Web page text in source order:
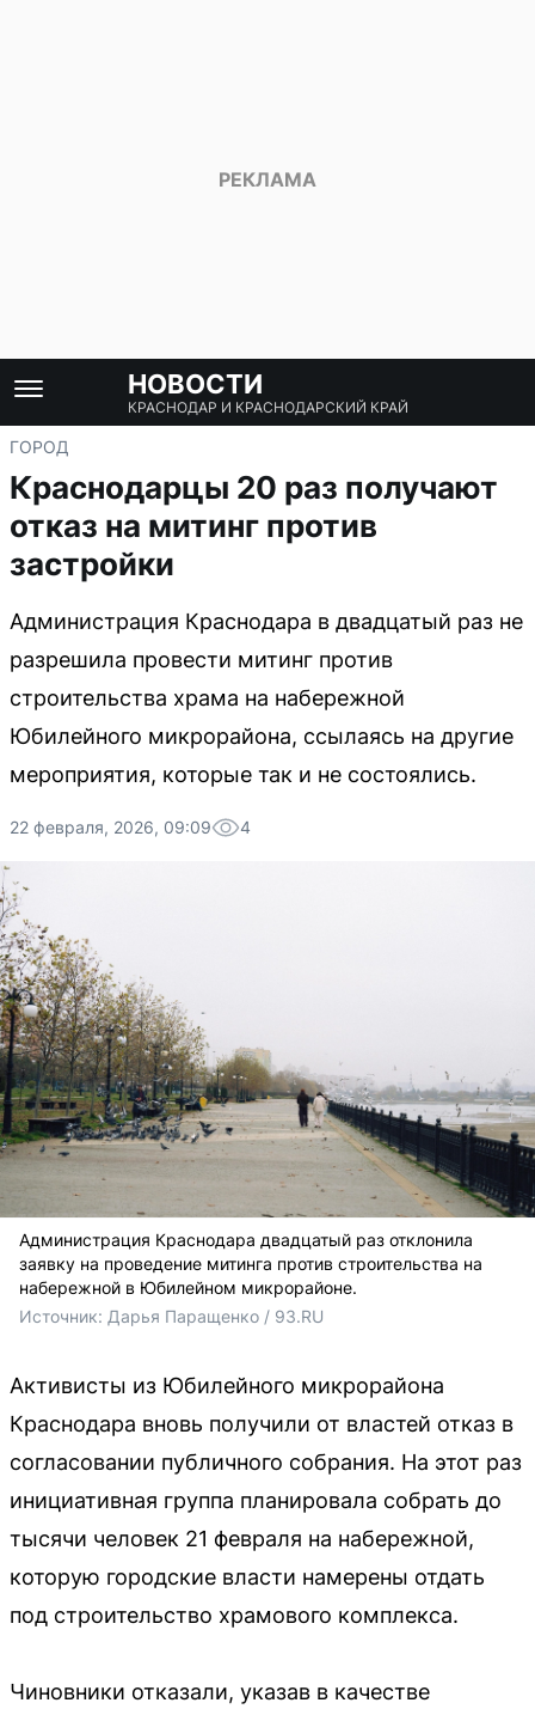
НОВОСТИ
КРАСНОДАР И КРАСНОДАРСКИЙ КРАЙ
ГОРОД
Краснодарцы 20 раз получают
отказ на митинг против
застройки
Администрация Краснодара в двадцатый раз не
разрешила провести митинг против
строительства храма на набережной
Юбилейного микрорайона, ссылаясь на другие
мероприятия, которые так и не состоялись.
22 февраля, 2026, 09:09 4
Администрация Краснодара двадцатый раз отклонила
заявку на проведение митинга против строительства на
набережной в Юбилейном микрорайоне.
Источник: Дарья Паращенко / 93.RU
Активисты из Юбилейного микрорайона
Краснодара вновь получили от властей отказ в
согласовании публичного собрания. На этот раз
инициативная группа планировала собрать до
тысячи человек 21 февраля на набережной,
которую городские власти намерены отдать
под строительство храмового комплекса.
Чиновники отказали, указав в качестве